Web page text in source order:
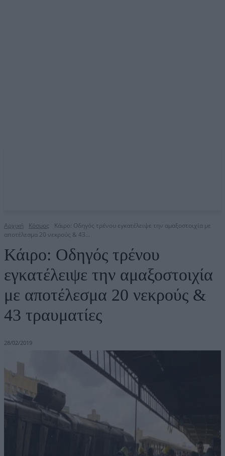
Αρχική Κόσμος
Κάιρο: Οδηγός τρένου εγκατέλειψε την αμαξοστοιχία με
αποτέλεσμα 20 νεκρούς & 43...
Κάιρο: Οδηγός τρένου
εγκατέλειψε την αμαξοστοιχία
με αποτέλεσμα 20 νεκρούς &
43 τραυματίες
28/02/2019